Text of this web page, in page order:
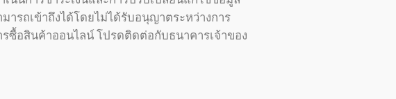
รถเข้าถึงได้โดยไม่ได้รับอนุญาตระหว่างการ
ซื้อสินค้าออนไลน์ โปรดติดต่อกับธนาคารเจ้าของ